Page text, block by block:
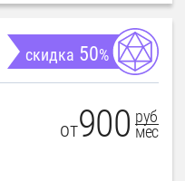
скидка 50%
от900 руб
мес